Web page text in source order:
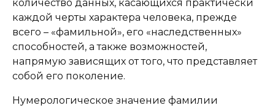
количество данных, касающихся практически
каждой черты характера человека, прежде
всего – «фамильной», его «наследственных»
способностей, а также возможностей,
напрямую зависящих от того, что представляет
собой его поколение.
Нумерологическое значение фамилии